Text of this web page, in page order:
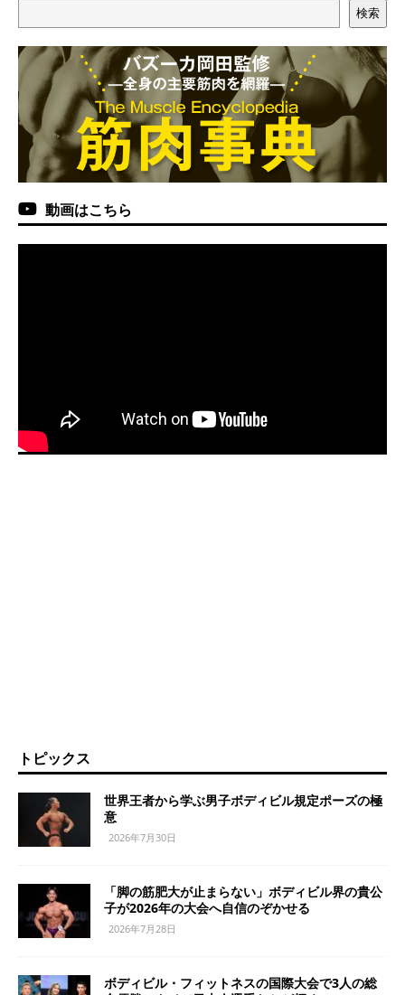
検索
動画はこちら
トピックス
世界王者から学ぶ男子ボディビル規定ポーズの極
意
2026年7月30日
「脚の筋肥大が止まらない」ボディビル界の貴公
子が2026年の大会へ自信のぞかせる
2026年7月28日
ボディビル・フィットネスの国際大会で3人の総